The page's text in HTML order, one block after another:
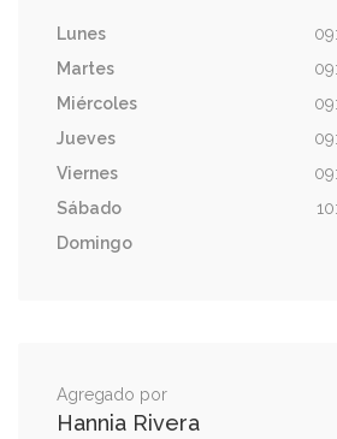
Lunes
Martes
Miércoles
Jueves
Viernes
Sábado
Domingo
Agregado por
Hannia Rivera